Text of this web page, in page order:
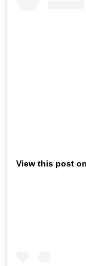
View this post